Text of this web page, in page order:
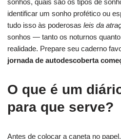
sonhos, quais são os tipos de
identificar um sonho profético ou
tudo isso às poderosas leis da
sonhos — tanto os noturnos
realidade. Prepare seu caderno
jornada de autodescoberta
O que é um
para que serve?
Antes de colocar a caneta no